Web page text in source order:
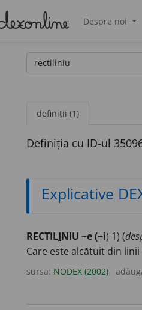
Despre noi
definiții (1)
Definiția cu ID-ul
Explicative
RECTILINIU ~e (~i) 1) (
Care este alcătuit din linii
sursa: NODEX (2002)